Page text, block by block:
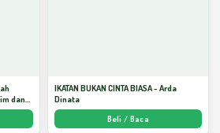
dan
IKATAN BUKAN CINTA BIASA - Arda
Dinata
Beli / Baca